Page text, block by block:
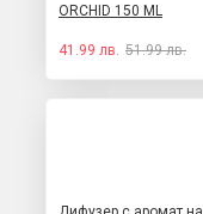
ORCHID 150 ML
41.99 лв. 51.99 лв.